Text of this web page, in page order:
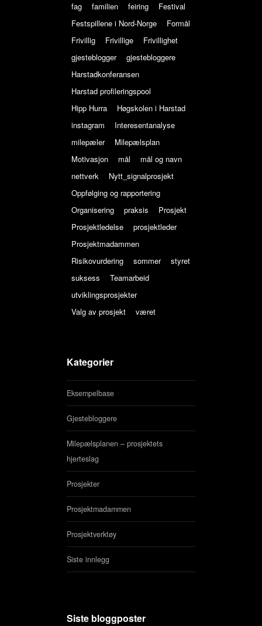
fag
familien feiring
Festival
Festspillene i Nord-Norge
Formål
Frivillig
Frivillige
Frivillighet
gjesteblogger
gjestebloggere
Harstadkonferansen
Harstad profileringspool
Hipp Hurra
Høgskolen i Harstad
instagram
Interesentanalyse
milepæler
Milepælsplan
Motivasjon
mål
mål og navn
nettverk
Nytt_signalprosjekt
Oppfølging og rapportering
Organisering
praksis
Prosjekt
Prosjektledelse
prosjektleder
Prosjektmadammen
Risikovurdering
sommer
styret
suksess
Teamarbeid
utviklingsprosjekter
Valg av prosjekt
været
Kategorier
Eksempelbase
Gjestebloggere
Milepælsplanen – prosjektets
hjerteslag
Prosjekter
Prosjektmadammen
Prosjektverktøy
Siste innlegg
Siste bloggposter